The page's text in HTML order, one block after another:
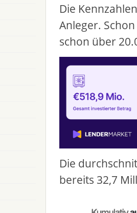
Die
Anleger.
schon über
Die
bereits 32,7